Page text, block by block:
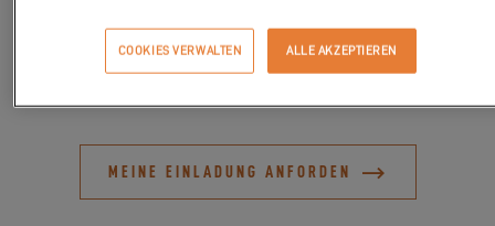
Veranstaltung zahlreich begrüßen zu dürfen und mit Ihnen
unvergessliche Momente zu teilen!
MEINE EINLADUNG ANFORDEN
COOKIES VERWALTEN ALLE AKZEPTIEREN